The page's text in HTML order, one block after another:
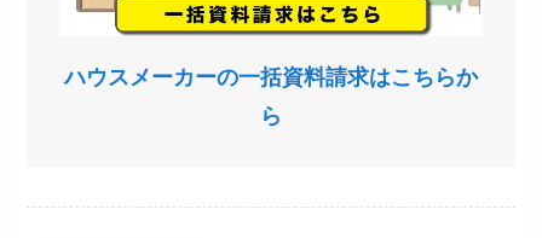
ハウスメーカーの一括資料請求はこちらか
ら